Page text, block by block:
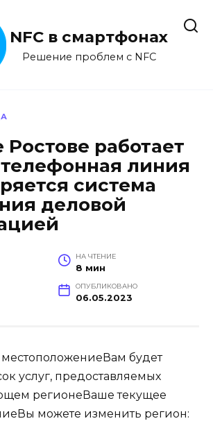
NFC в смартфонах
Решение проблем с NFC
Ростове работает
телефонная линия
система
деловой
НА ЧТЕНИЕ
8 мин
ОПУБЛИКОВАНО
06.05.2023
будет
услуг, предоставляемых
регионеВаше текущее
можете изменить регион: